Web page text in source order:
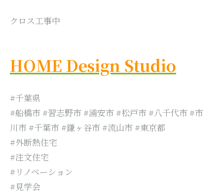
クロス工事中
HOME Design Studio
#千葉県
#船橋市 #習志野市 #浦安市 #松戸市 #八千代市 #市
川市 #千葉市 #鎌ヶ谷市 #流山市 #東京都
#外断熱住宅
#注文住宅
#リノベーション
#見学会